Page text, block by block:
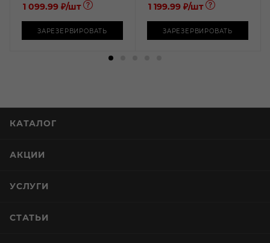
1 099.99 ₽/шт
ЗАРЕЗЕРВИРОВАТЬ
1 199.99 ₽/шт
ЗАРЕЗЕРВИРОВАТЬ
КАТАЛОГ
АКЦИИ
УСЛУГИ
СТАТЬИ